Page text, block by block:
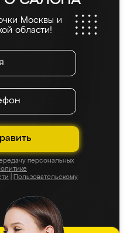
Москвы и
области!
персональных
Пользовательскому